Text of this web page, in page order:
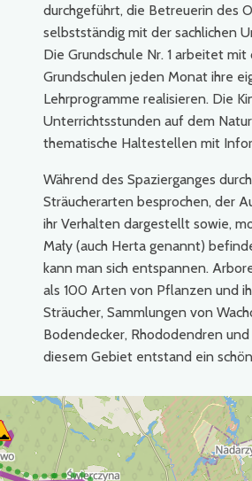
durchgeführt, die Betreuerin des
selbstständig mit der sachlichen
Die Grundschule Nr. 1 arbeitet
Grundschulen jeden Monat ihre
Lehrprogramme realisieren. Die
Unterrichtsstunden auf dem
thematische Haltestellen mit
Während des Spazierganges
Sträucherarten besprochen, der
ihr Verhalten dargestellt sowie,
Mały (auch Herta genannt)
kann man sich entspannen.
als 100 Arten von Pflanzen und
Sträucher, Sammlungen von
Bodendecker, Rhododendren
diesem Gebiet entstand ein